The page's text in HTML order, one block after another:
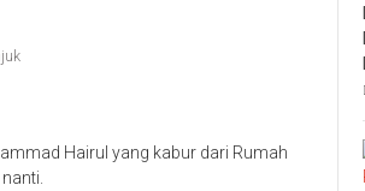
Hairul yang kabur dari Rumah